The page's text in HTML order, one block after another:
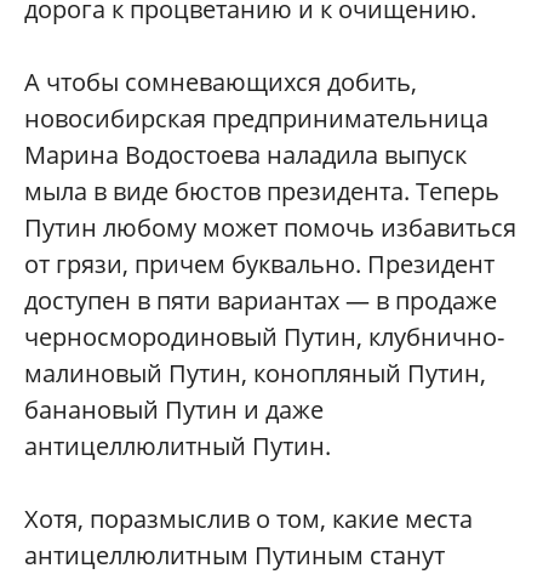
дорога к процветанию и к очищению.
А чтобы сомневающихся добить,
новосибирская предпринимательница
Марина Водостоева наладила выпуск
мыла в виде бюстов президента. Теперь
Путин любому может помочь избавиться
от грязи, причем буквально. Президент
доступен в пяти вариантах — в продаже
черносмородиновый Путин, клубнично-
малиновый Путин, конопляный Путин,
банановый Путин и даже
антицеллюлитный Путин.
Хотя, поразмыслив о том, какие места
антицеллюлитным Путиным станут